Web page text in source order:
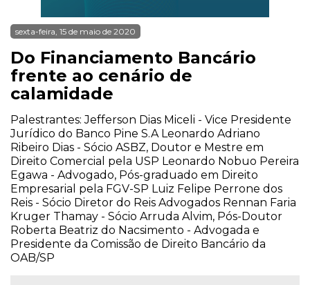
sexta-feira, 15 de maio de 2020
Do Financiamento Bancário
frente ao cenário de
calamidade
Palestrantes: Jefferson Dias Miceli - Vice Presidente
Jurídico do Banco Pine S.A Leonardo Adriano
Ribeiro Dias - Sócio ASBZ, Doutor e Mestre em
Direito Comercial pela USP Leonardo Nobuo Pereira
Egawa - Advogado, Pós-graduado em Direito
Empresarial pela FGV-SP Luiz Felipe Perrone dos
Reis - Sócio Diretor do Reis Advogados Rennan Faria
Kruger Thamay - Sócio Arruda Alvim, Pós-Doutor
Roberta Beatriz do Nacsimento - Advogada e
Presidente da Comissão de Direito Bancário da
OAB/SP